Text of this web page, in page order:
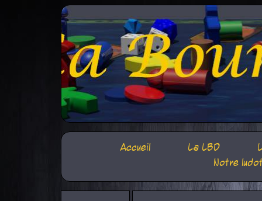
Accueil La LBD
Notre